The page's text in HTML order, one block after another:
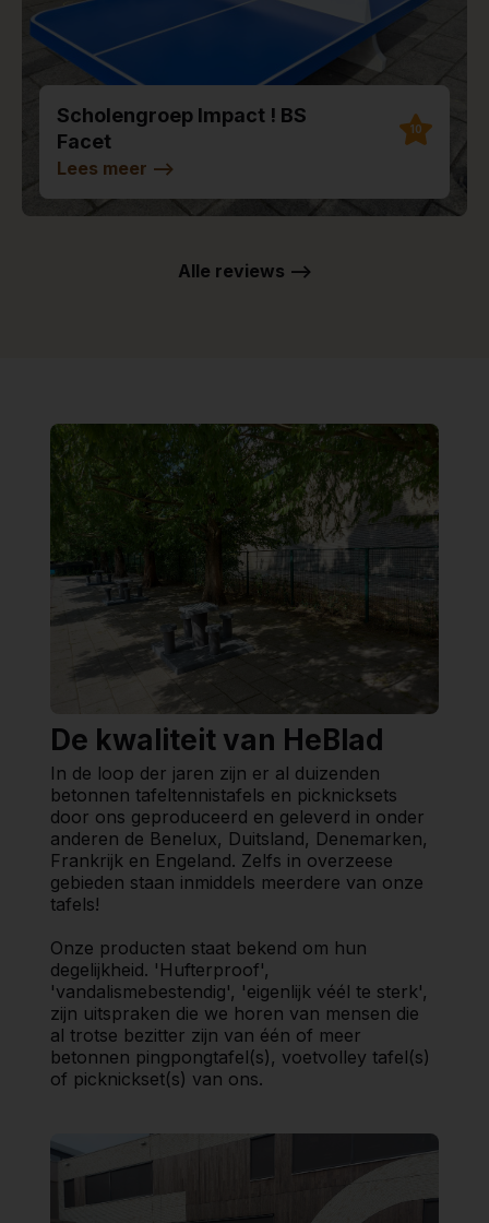
Scholengroep Impact ! BS
Facet
10
Lees meer -->
Alle reviews -->
De kwaliteit van HeBlad
In de loop der jaren zijn er al duizenden
betonnen tafeltennistafels en picknicksets
door ons geproduceerd en geleverd in onder
anderen de Benelux, Duitsland, Denemarken,
Frankrijk en Engeland. Zelfs in overzeese
gebieden staan inmiddels meerdere van onze
tafels!
Onze producten staat bekend om hun
degelijkheid. 'Hufterproof',
'vandalismebestendig', 'eigenlijk véél te sterk',
zijn uitspraken die we horen van mensen die
al trotse bezitter zijn van één of meer
betonnen pingpongtafel(s), voetvolley tafel(s)
of picknickset(s) van ons.